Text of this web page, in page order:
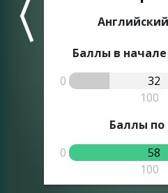
Баллы в
0
32
100
Баллы по
0
58
100